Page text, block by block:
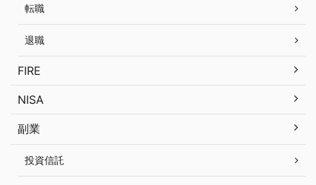
転職
退職
FIRE
NISA
副業
投資信託